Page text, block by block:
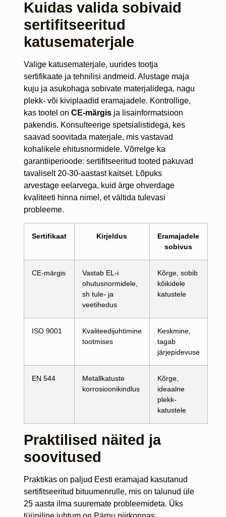
Kuidas valida sobivaid
sertifitseeritud
katusematerjale
Valige katusematerjale, uurides tootja
sertifikaate ja tehnilisi andmeid. Alustage maja
kuju ja asukohaga sobivate materjalidega, nagu
plekk- või kiviplaadid eramajadele. Kontrollige,
kas tootel on CE-märgisja lisainformatsioon
pakendis. Konsulteerige spetsialistidega, kes
saavad soovitada materjale, mis vastavad
kohalikele ehitusnormidele. Võrrelge ka
garantiiperioode: sertifitseeritud tooted pakuvad
tavaliselt 20-30-aastast kaitset. Lõpuks
arvestage eelarvega, kuid ärge ohverdage
kvaliteeti hinna nimel, et vältida tulevasi
probleeme.
Sertifikaat Kirjeldus
Eramajadele
sobivus
CE-märgis
Vastab EL-i
ohutusnormidele,
sh tule- ja
veetihedus
Kõrge, sobib
kõikidele
katustele
ISO 9001
Kvaliteedijuhtimine
tootmises
Keskmine,
tagab
järjepidevuse
EN 544
Metallkatuste
korrosioonikindlus
Kõrge,
ideaalne
plekk-
katustele
Praktilised näited ja
soovitused
Praktikas on paljud Eesti eramajad kasutanud
sertifitseeritud bituumenrulle, mis on talunud üle
25 aasta ilma suuremate probleemideta. Üks